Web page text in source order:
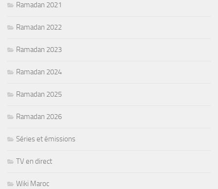
Ramadan 2021
Ramadan 2022
Ramadan 2023
Ramadan 2024
Ramadan 2025
Ramadan 2026
Séries et émissions
TV en direct
Wiki Maroc